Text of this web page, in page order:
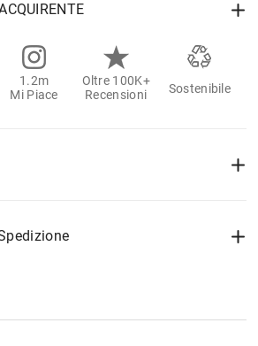
1.2m
Mi Piace
Oltre 100K+
Recensioni
Sostenibile